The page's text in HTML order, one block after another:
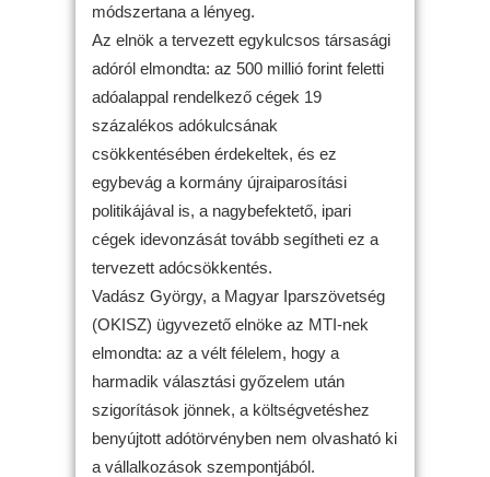
módszertana a lényeg.
Az elnök a tervezett egykulcsos társasági
adóról elmondta: az 500 millió forint feletti
adóalappal rendelkező cégek 19
százalékos adókulcsának
csökkentésében érdekeltek, és ez
egybevág a kormány újraiparosítási
politikájával is, a nagybefektető, ipari
cégek idevonzását tovább segítheti ez a
tervezett adócsökkentés.
Vadász György, a Magyar Iparszövetség
(OKISZ) ügyvezető elnöke az MTI-nek
elmondta: az a vélt félelem, hogy a
harmadik választási győzelem után
szigorítások jönnek, a költségvetéshez
benyújtott adótörvényben nem olvasható ki
a vállalkozások szempontjából.